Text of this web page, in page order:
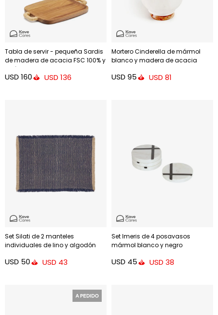
Tabla de servir - pequeña Sardis
de madera de acacia FSC 100% y
ratán
USD 160 USD 136
Mortero Cinderella de mármol
blanco y madera de acacia
USD 95 USD 81
Set Silati de 2 manteles
individuales de lino y algodón
USD 50 USD 43
Set Imeris de 4 posavasos
mármol blanco y negro
USD 45 USD 38